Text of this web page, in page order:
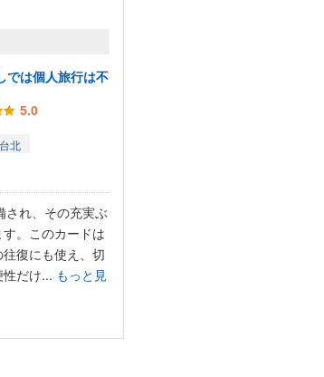
では個人旅行は不
5.0
台北
され、その充実ぶ
。このカードは
復にも使え、切
だけ... もっと見